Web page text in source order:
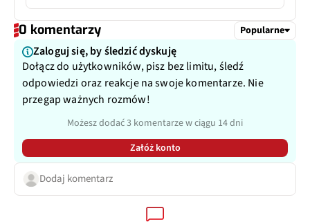
Pixele 50 Mpix
Autofocus Tak
Matryca 1/2,88", 0,61 µm
Przysłona f/2.0
Filmy
Nie
Rodzaj USB 3.1
0 komentarzy Popularne
Zaloguj się, by śledzić dyskuję
Dołącz do użytkowników, pisz bez limitu, śledź
odpowiedzi oraz reakcje na swoje komentarze. Nie
przegap ważnych rozmów!
Możesz dodać 3 komentarze w ciągu 14 dni
Załóż konto
Dodaj komentarz